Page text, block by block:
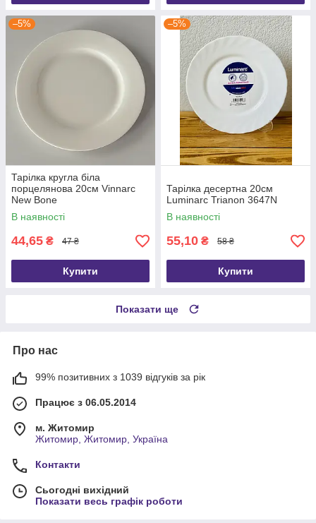
–5%
Тарілка кругла біла
порцелянова 20см Vinnarc
New Bone
В наявності
44,65 ₴ 47 ₴
Купити
–5%
Тарілка десертна 20см
Luminarc Trianon 3647N
В наявності
55,10 ₴ 58 ₴
Купити
Показати ще
Про нас
99% позитивних з 1039 відгуків за рік
Працює з 06.05.2014
м. Житомир
Житомир, Житомир, Україна
Контакти
Сьогодні вихідний
Показати весь графік роботи